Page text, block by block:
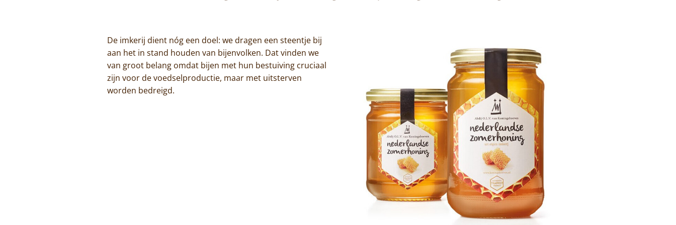
Trappisten
De abdij
Monnik worden
De imkerij dient nóg een doel: we dragen een steentje bij
aan het in stand houden van bijenvolken. Dat vinden we
van groot belang omdat bijen met hun bestuiving cruciaal
zijn voor de voedselproductie, maar met uitsterven
worden bedreigd.